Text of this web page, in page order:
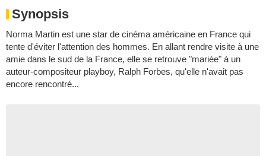
Synopsis
Norma Martin est une star de cinéma américaine en France qui
tente d'éviter l'attention des hommes. En allant rendre visite à une
amie dans le sud de la France, elle se retrouve "mariée" à un
auteur-compositeur playboy, Ralph Forbes, qu'elle n'avait pas
encore rencontré...